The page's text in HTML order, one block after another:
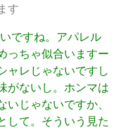
す
ですね。アパレル
っちゃ似合いますー
ャレじゃないですし
がないし。ホンマは
じゃないですか、
して。そういう見た